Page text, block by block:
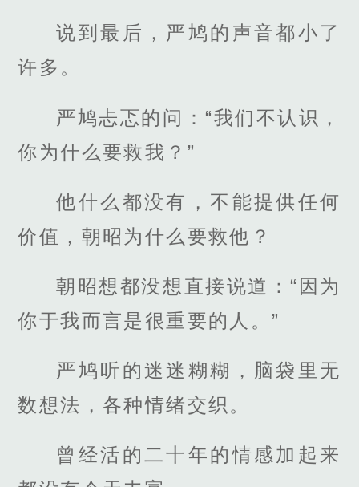
说到最后，严鸠的声音都小了
许多。
严鸠忐忑的问：“我们不认识，
你为什么要救我？”
他什么都没有，不能提供任何
价值，朝昭为什么要救他？
朝昭想都没想直接说道：“因为
你于我而言是很重要的人。”
严鸠听的迷迷糊糊，脑袋里无
数想法，各种情绪交织。
曾经活的二十年的情感加起来